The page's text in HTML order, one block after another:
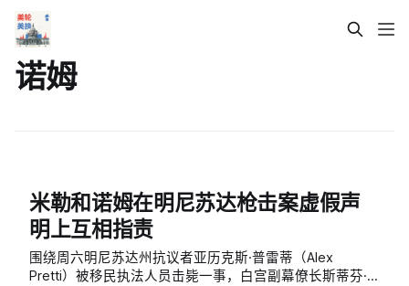
诺姆
米勒和诺姆在明尼苏达枪击案虚假声
明上互相指责
围绕周六明尼苏达州抗议者亚历克斯·普雷蒂（Alex
Pretti）被移民执法人员击毙一事，白宫副幕僚长斯蒂芬·